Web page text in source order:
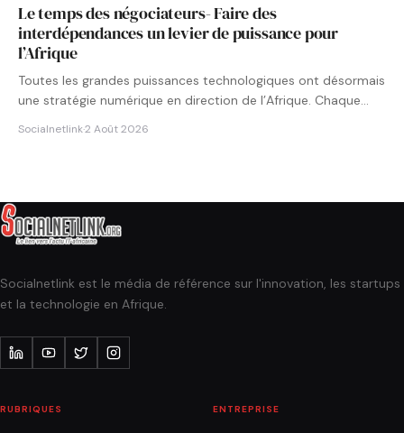
Le temps des négociateurs- Faire des
interdépendances un levier de puissance pour
l’Afrique
Toutes les grandes puissances technologiques ont désormais
une stratégie numérique en direction de l’Afrique. Chaque
Socialnetlink·2 Août 2026
Socialnetlink est le média de référence sur l'innovation, les startups
et la technologie en Afrique.
RUBRIQUES ENTREPRISE